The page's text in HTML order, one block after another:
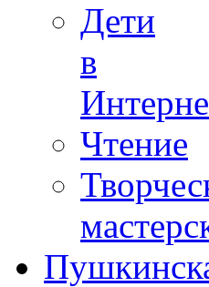
Дети
в
Чтение